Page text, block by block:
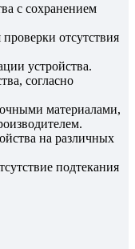
с сохранением
отсутствия
устройства.
согласно
материалами,
на различных
подтекания